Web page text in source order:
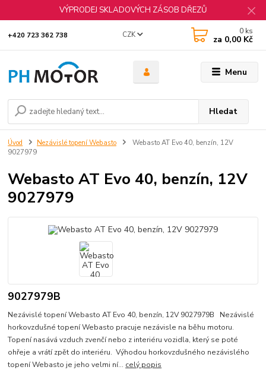
VÝPRODEJ SKLADOVÝCH ZÁSOB DŘEZŮ
Menu
CZK
Hledat
+420 723 362 738 0 ks
za 0,00 Kč
Úvod Nezávislé topení Webasto
Webasto AT Evo 40, benzín, 12V
9027979
Webasto AT Evo 40, benzín, 12V
9027979
9027979B
Nezávislé topení Webasto AT Evo 40, benzín, 12V 9027979B Nezávislé
horkovzdušné topení Webasto pracuje nezávisle na běhu motoru.
Topení nasává vzduch zvenčí nebo z interiéru vozidla, který se poté
ohřeje a vrátí zpět do interiéru. Výhodou horkovzdušného nezávislého
topení Webasto je jeho velmi ní... celý popis